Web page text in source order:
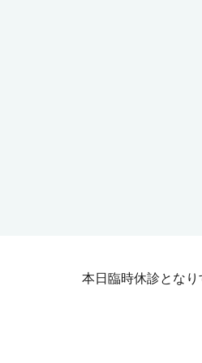
本日臨時休診となり